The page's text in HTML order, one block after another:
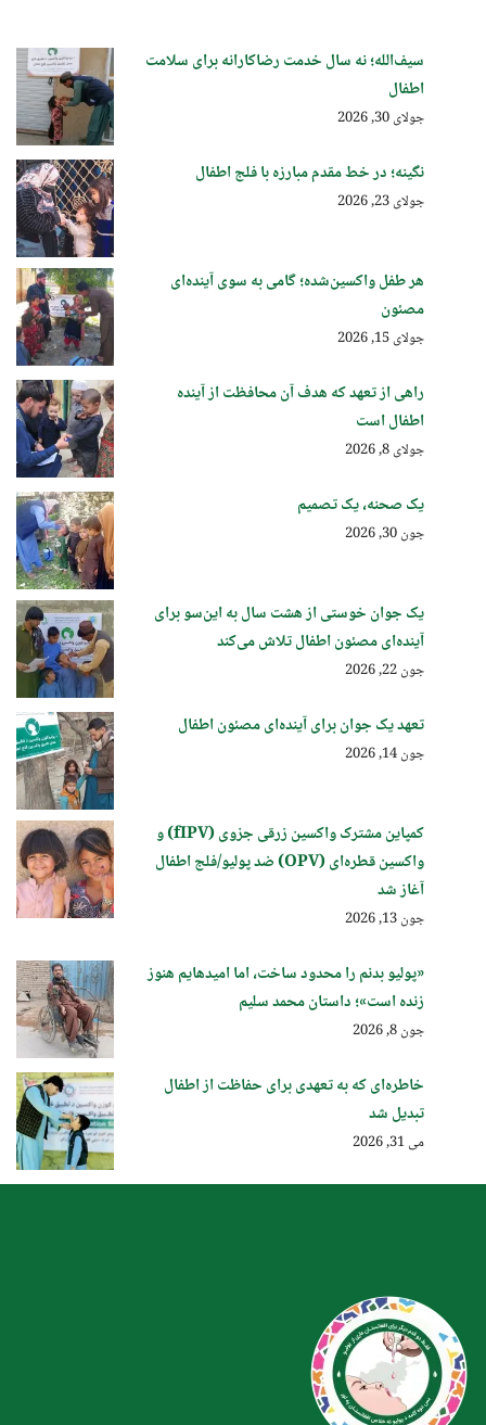
سیف‌الله؛ نه سال خدمت رضاکارانه برای سلامت
اطفال
جولای 30, 2026
نگینه؛ در خط مقدم مبارزه با فلج اطفال
جولای 23, 2026
هر طفل واکسین‌شده؛ گامی به سوی آینده‌ای
مصئون
جولای 15, 2026
راهی از تعهد که هدف آن محافظت از آینده
اطفال است
جولای 8, 2026
یک صحنه، یک تصمیم
جون 30, 2026
یک جوان خوستی از هشت سال به این‌سو برای
آینده‌ای مصئون اطفال تلاش می‌کند
جون 22, 2026
تعهد یک جوان برای آینده‌ای مصئون اطفال
جون 14, 2026
کمپاین مشترک واکسین زرقی جزوی (fIPV) و
واکسین قطره‌ای (OPV) ضد پولیو/فلج اطفال
آغاز شد
جون 13, 2026
«پولیو بدنم را محدود ساخت، اما امیدهایم هنوز
زنده است»؛ داستان محمد سلیم
جون 8, 2026
خاطره‌ای که به تعهدی برای حفاظت از اطفال
تبدیل شد
می 31, 2026